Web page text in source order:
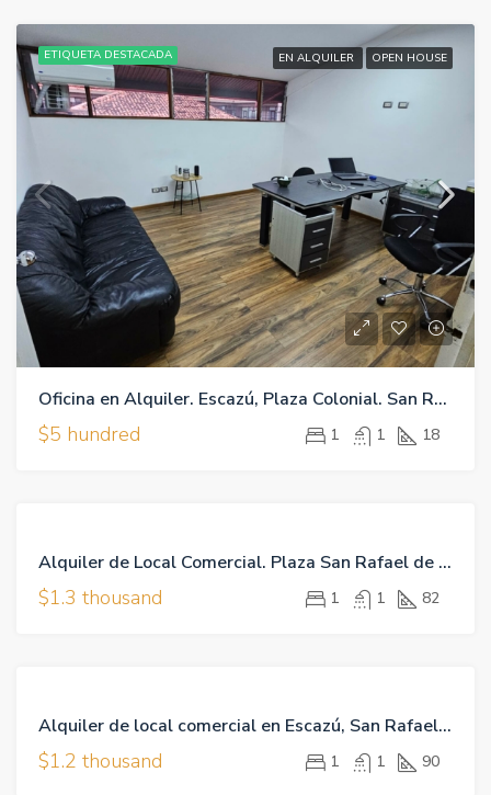
ETIQUETA DESTACADA EN ALQUILER OPEN HOUSE
Oficina en Alquiler. Escazú, Plaza Colonial. San Rafael, San José
$5 hundred 1 1 18
ALQUILER
Alquiler de Local Comercial. Plaza San Rafael de Escazú
$1.3 thousand 1 1 82
ALQUILER
Alquiler de local comercial en Escazú, San Rafael. 90m2
$1.2 thousand 1 1 90